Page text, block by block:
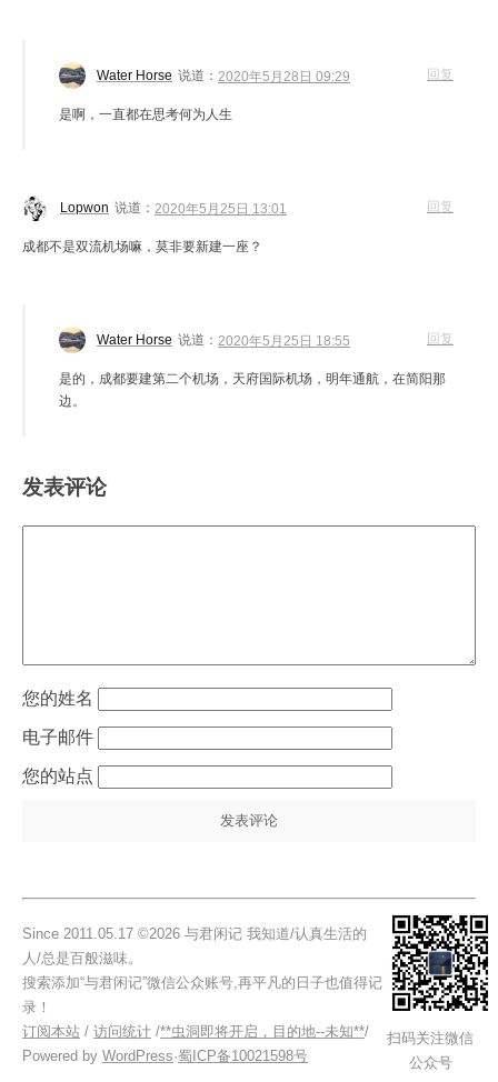
Water Horse 说道： 2020年5月28日 09:29
是啊，一直都在思考何为人生
回复
Lopwon 说道： 2020年5月25日 13:01
成都不是双流机场嘛，莫非要新建一座？
回复
Water Horse 说道： 2020年5月25日 18:55
是的，成都要建第二个机场，天府国际机场，明年通航，在简阳那
边。
回复
发表评论
姓名
电子邮件
站点
Since 2011.05.17 ©2026 与君闲记 我知道/认真生活的
人/总是百般滋味。
搜索添加“与君闲记”微信公众账号,再平凡的日子也值得记
录！
订阅本站 / 访问统计 /**虫洞即将开启，目的地--未知**/
Powered by WordPress·蜀ICP备10021598号
扫码关注微信
公众号